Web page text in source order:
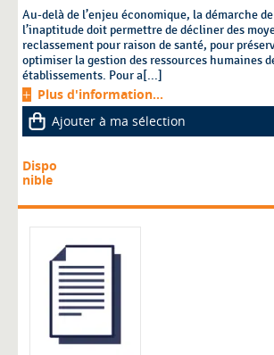
Au-delà de l’enjeu économique, la démarche
l’inaptitude doit permettre de décliner des
reclassement pour raison de santé, pour
optimiser la gestion des ressources humaines
établissements. Pour a[...]
Plus d'information...
Ajouter à ma sélection
Dispo
nible